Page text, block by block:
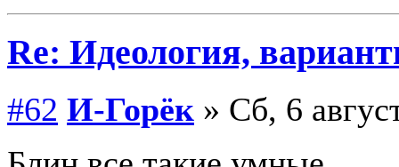
Re: Идеология,
#62 И-Горёк » Сб, 6